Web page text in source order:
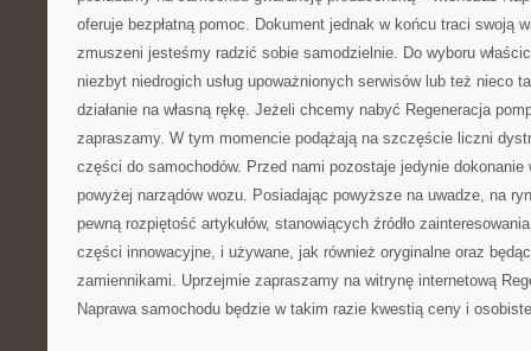
oferuje bezpłatną pomoc. Dokument jednak w końcu traci swoją
zmuszeni jesteśmy radzić sobie samodzielnie. Do wyboru
niezbyt niedrogich usług upoważnionych serwisów lub też nieco
działanie na własną rękę. Jeżeli chcemy nabyć Regeneracja
zapraszamy. W tym momencie podążają na szczęście liczni
części do samochodów. Przed nami pozostaje jedynie
powyżej narządów wozu. Posiadając powyższe na uwadze, na
pewną rozpiętość artykułów, stanowiących źródło
części innowacyjne, i używane, jak również oryginalne oraz
zamiennikami. Uprzejmie zapraszamy na witrynę internetową
Naprawa samochodu będzie w takim razie kwestią ceny i